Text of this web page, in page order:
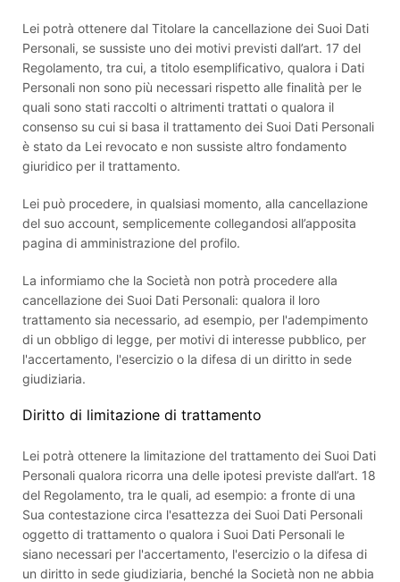
Lei potrà ottenere dal Titolare la cancellazione dei Suoi Dati
Personali, se sussiste uno dei motivi previsti dall’art. 17 del
Regolamento, tra cui, a titolo esemplificativo, qualora i Dati
Personali non sono più necessari rispetto alle finalità per le
quali sono stati raccolti o altrimenti trattati o qualora il
consenso su cui si basa il trattamento dei Suoi Dati Personali
è stato da Lei revocato e non sussiste altro fondamento
giuridico per il trattamento.
Lei può procedere, in qualsiasi momento, alla cancellazione
del suo account, semplicemente collegandosi all’apposita
pagina di amministrazione del profilo.
La informiamo che la Società non potrà procedere alla
cancellazione dei Suoi Dati Personali: qualora il loro
trattamento sia necessario, ad esempio, per l'adempimento
di un obbligo di legge, per motivi di interesse pubblico, per
l'accertamento, l'esercizio o la difesa di un diritto in sede
giudiziaria.
Diritto di limitazione di trattamento
Lei potrà ottenere la limitazione del trattamento dei Suoi Dati
Personali qualora ricorra una delle ipotesi previste dall’art. 18
del Regolamento, tra le quali, ad esempio: a fronte di una
Sua contestazione circa l'esattezza dei Suoi Dati Personali
oggetto di trattamento o qualora i Suoi Dati Personali le
siano necessari per l'accertamento, l'esercizio o la difesa di
un diritto in sede giudiziaria, benché la Società non ne abbia